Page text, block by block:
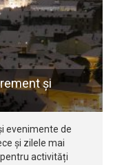
și
evenimente de
și zilele mai
activități